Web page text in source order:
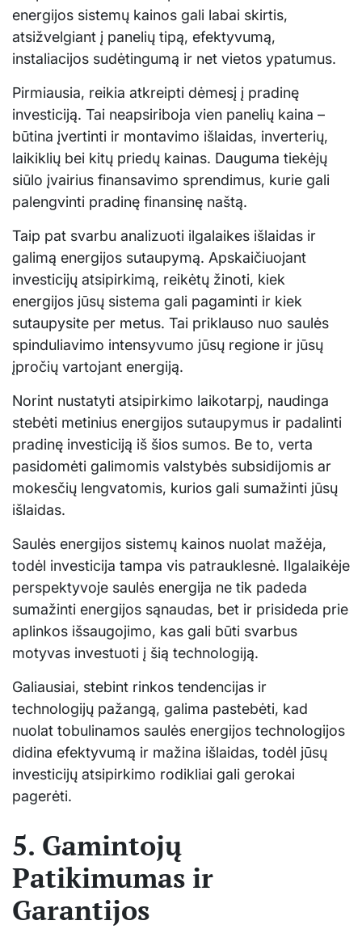
energijos sistemų kainos gali labai skirtis,
atsižvelgiant į panelių tipą, efektyvumą,
instaliacijos sudėtingumą ir net vietos ypatumus.
Pirmiausia, reikia atkreipti dėmesį į pradinę
investiciją. Tai neapsiriboja vien panelių kaina –
būtina įvertinti ir montavimo išlaidas, inverterių,
laikiklių bei kitų priedų kainas. Dauguma tiekėjų
siūlo įvairius finansavimo sprendimus, kurie gali
palengvinti pradinę finansinę naštą.
Taip pat svarbu analizuoti ilgalaikes išlaidas ir
galimą energijos sutaupymą. Apskaičiuojant
investicijų atsipirkimą, reikėtų žinoti, kiek
energijos jūsų sistema gali pagaminti ir kiek
sutaupysite per metus. Tai priklauso nuo saulės
spinduliavimo intensyvumo jūsų regione ir jūsų
įpročių vartojant energiją.
Norint nustatyti atsipirkimo laikotarpį, naudinga
stebėti metinius energijos sutaupymus ir padalinti
pradinę investiciją iš šios sumos. Be to, verta
pasidomėti galimomis valstybės subsidijomis ar
mokesčių lengvatomis, kurios gali sumažinti jūsų
išlaidas.
Saulės energijos sistemų kainos nuolat mažėja,
todėl investicija tampa vis patrauklesnė. Ilgalaikėje
perspektyvoje saulės energija ne tik padeda
sumažinti energijos sąnaudas, bet ir prisideda prie
aplinkos išsaugojimo, kas gali būti svarbus
motyvas investuoti į šią technologiją.
Galiausiai, stebint rinkos tendencijas ir
technologijų pažangą, galima pastebėti, kad
nuolat tobulinamos saulės energijos technologijos
didina efektyvumą ir mažina išlaidas, todėl jūsų
investicijų atsipirkimo rodikliai gali gerokai
pagerėti.
5. Gamintojų
Patikimumas ir
Garantijos